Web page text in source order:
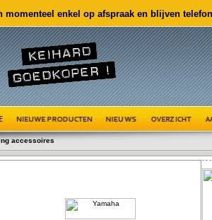
enkel op afspraak en blijven
accessoires